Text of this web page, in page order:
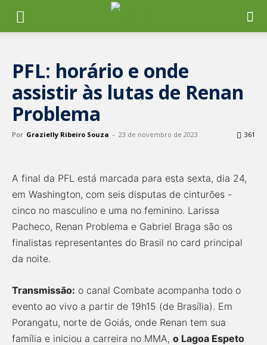
PFL: horário e onde
assistir às lutas de Renan
Problema
Por Grazielly Ribeiro Souza - 23 de novembro de 2023 361
A final da PFL está marcada para esta sexta, dia 24,
em Washington, com seis disputas de cinturões -
cinco no masculino e uma no feminino. Larissa
Pacheco, Renan Problema e Gabriel Braga são os
finalistas representantes do Brasil no card principal
da noite.
Transmissão: o canal Combate acompanha todo o
evento ao vivo a partir de 19h15 (de Brasília). Em
Porangatu, norte de Goiás, onde Renan tem sua
família e iniciou a carreira no MMA, o Lagoa Espeto